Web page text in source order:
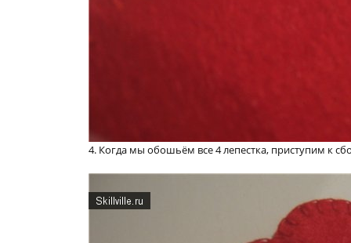
4. Когда мы обошьём все 4 лепестка, приступим к